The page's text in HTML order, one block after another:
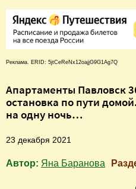
Реклама. ERID: 5jtCeReNx12oajjG9G1Ag7Q
Апартаменты Павловск
остановка по пути
на одну ночь…
23 декабря 2021
Автор: Яна Баранова